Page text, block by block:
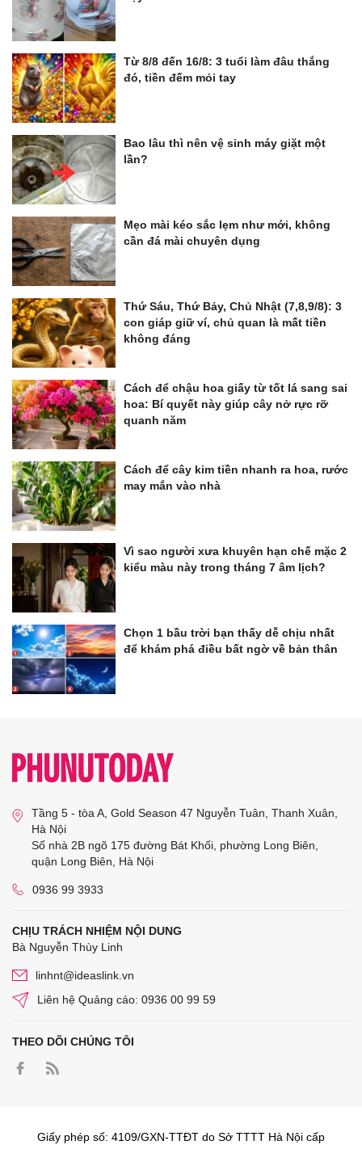
Từ 8/8 đến 16/8: 3 tuổi làm đâu thắng
đó, tiền đếm mỏi tay
Bao lâu thì nên vệ sinh máy giặt một
lần?
Mẹo mài kéo sắc lẹm như mới, không
cần đá mài chuyên dụng
Thứ Sáu, Thứ Bảy, Chủ Nhật (7,8,9/8): 3
con giáp giữ ví, chủ quan là mất tiền
không đáng
Cách để chậu hoa giấy từ tốt lá sang sai
hoa: Bí quyết này giúp cây nở rực rỡ
quanh năm
Cách để cây kim tiền nhanh ra hoa, rước
may mắn vào nhà
Vì sao người xưa khuyên hạn chế mặc 2
kiểu màu này trong tháng 7 âm lịch?
Chọn 1 bầu trời bạn thấy dễ chịu nhất
để khám phá điều bất ngờ về bản thân
Tầng 5 - tòa A, Gold Season 47 Nguyễn Tuân, Thanh Xuân,
Hà Nội
Số nhà 2B ngõ 175 đường Bát Khối, phường Long Biên,
quận Long Biên, Hà Nội
0936 99 3933
CHỊU TRÁCH NHIỆM NỘI DUNG
Bà Nguyễn Thùy Linh
linhnt@ideaslink.vn
Liên hệ Quảng cáo: 0936 00 99 59
THEO DÕI CHÚNG TÔI
Giấy phép số: 4109/GXN-TTĐT do Sở TTTT Hà Nội cấp